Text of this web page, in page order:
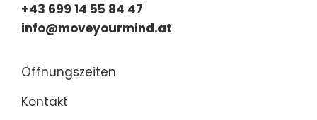
+43 699 14 55 84 47
info@moveyourmind.at
Öffnungszeiten
Kontakt